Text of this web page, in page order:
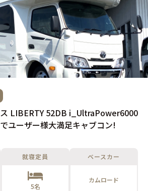
LIBERTY 52DB i_UltraPower6000
ユーザー様大満足キャブコン!
就寝定員
5名
ベースカー
カムロード